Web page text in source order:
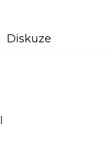
Diskuze